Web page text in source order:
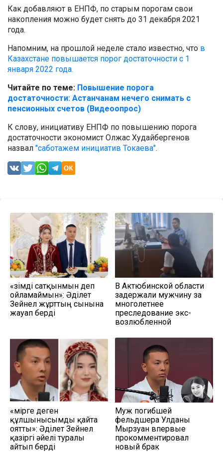
Как добавляют в ЕНПФ, по старым порогам свои
накопления можно будет снять до 31 декабря 2021
года.
Напомним, на прошлой неделе стало известно, что в
Казахстане повышается порог достаточности с 1
января 2022 года.
Читайте по теме: Повышение порога
достаточности: Астанчанам нечего снимать с
пенсионных счетов (Видеоопрос)
К слову, инициативу ЕНПФ по повышению порога
достаточности экономист Олжас Худайбергенов
назвал "саботажем инициатив Токаева".
«Өзімді сатқынмын деп
ойламаймын»: Әділет
Зейнел жұрттың сынына
жауап берді
В Актюбинской области
задержали мужчину за
многолетнее
преследование экс-
возлюбленной
«Өмірге деген
құлшынысымды қайта
оятты»: Әділет Зейнел
қазіргі әйелі туралы
айтып берді
Муж погибшей
фельдшера Улданы
Мырзуан впервые
прокомментировал
новый брак